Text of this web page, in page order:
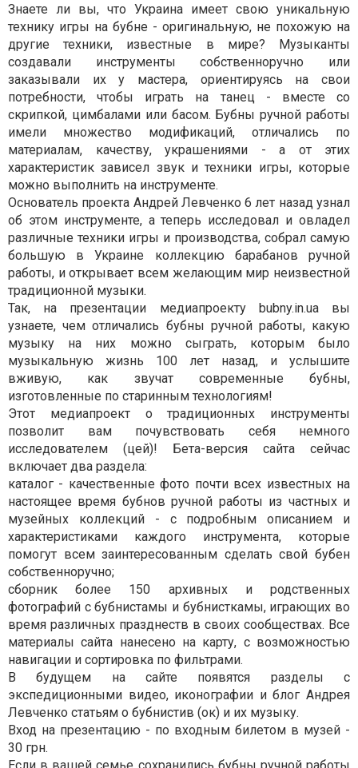
Знаете ли вы, что Украина имеет свою уникальную
технику игры на бубне - оригинальную, не похожую на
другие техники, известные в мире? Музыканты
создавали инструменты собственноручно или
заказывали их у мастера, ориентируясь на свои
потребности, чтобы играть на танец - вместе со
скрипкой, цимбалами или басом. Бубны ручной работы
имели множество модификаций, отличались по
материалам, качеству, украшениями - а от этих
характеристик зависел звук и техники игры, которые
можно выполнить на инструменте.
Основатель проекта Андрей Левченко 6 лет назад узнал
об этом инструменте, а теперь исследовал и овладел
различные техники игры и производства, собрал самую
большую в Украине коллекцию барабанов ручной
работы, и открывает всем желающим мир неизвестной
традиционной музыки.
Так, на презентации медиапроекту bubny.in.ua вы
узнаете, чем отличались бубны ручной работы, какую
музыку на них можно сыграть, которым было
музыкальную жизнь 100 лет назад, и услышите
вживую, как звучат современные бубны,
изготовленные по старинным технологиям!
Этот медиапроект о традиционных инструменты
позволит вам почувствовать себя немного
исследователем (цей)! Бета-версия сайта сейчас
включает два раздела:
каталог - качественные фото почти всех известных на
настоящее время бубнов ручной работы из частных и
музейных коллекций - с подробным описанием и
характеристиками каждого инструмента, которые
помогут всем заинтересованным сделать свой бубен
собственноручно;
сборник более 150 архивных и родственных
фотографий с бубнистамы и бубнисткамы, играющих во
время различных празднеств в своих сообществах. Все
материалы сайта нанесено на карту, с возможностью
навигации и сортировка по фильтрами.
В будущем на сайте появятся разделы с
экспедиционными видео, иконографии и блог Андрея
Левченко статьям о бубнистив (ок) и их музыку.
Вход на презентацию - по входным билетом в музей -
30 грн.